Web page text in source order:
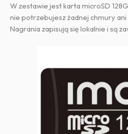
W zestawie jest karta microSD
nie potrzebujesz żadnej chmury
Nagrania zapisują się lokalnie i są